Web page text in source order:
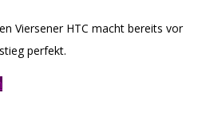
Viersener HTC macht bereits vor
perfekt.